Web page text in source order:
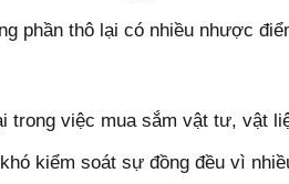
phần thô lại có nhiều nhược
trong việc mua sắm vật tư, vật
kiểm soát sự đồng đều vì